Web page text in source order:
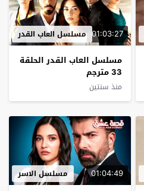
01:03:27 مسلسل العاب القدر
مسلسل العاب القدر الحلقة
33 مترجم
منذ سنتين
01:04:49 مسلسل الاسر